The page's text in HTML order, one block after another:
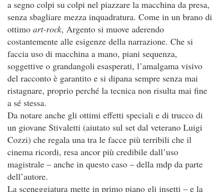
a segno colpi su colpi nel piazzare la macchina da presa,
senza sbagliare mezza inquadratura. Come in un brano di
ottimo art-rock, Argento si muove aderendo
costantemente alle esigenze della narrazione. Che si
faccia uso di macchina a mano, piani sequenza,
soggettive o grandangoli esasperati, l’amalgama visivo
del racconto è garantito e si dipana sempre senza mai
ristagnare, proprio perché la tecnica non risulta mai fine
a sé stessa.
Da notare anche gli ottimi effetti speciali e di trucco di
un giovane Stivaletti (aiutato sul set dal veterano Luigi
Cozzi) che regala una tra le facce più terribili che il
cinema ricordi, resa ancor più credibile dall’uso
magistrale – anche in questo caso – della mdp da parte
dell’autore.
La sceneggiatura mette in primo piano gli insetti – e la